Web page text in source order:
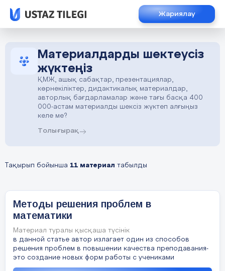
Жариялау
Материалдарды шектеусіз
жүктеңіз
ҚМЖ, ашық сабақтар, презентациялар,
көрнекіліктер, дидактикалық материалдар,
авторлық бағдарламалар және тағы басқа 400
000-астам материалды шексіз жүктеп алғыңыз
келе ме?
Толығырақ
Тақырып бойынша 11 материал табылды
Методы решения проблем в
математики
Материал туралы қысқаша түсінік
в данной статье автор излагает один из способов
решения проблем в повышении качества преподавания-
это создание новых форм работы с учениками